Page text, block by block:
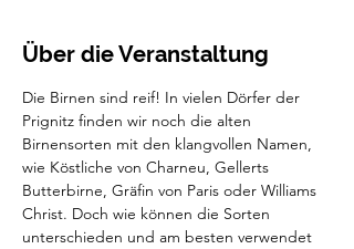
Über die Veranstaltung
Die Birnen sind reif! In vielen Dörfer der
Prignitz finden wir noch die alten
Birnensorten mit den klangvollen Namen,
wie Köstliche von Charneu, Gellerts
Butterbirne, Gräfin von Paris oder Williams
Christ. Doch wie können die Sorten
unterschieden und am besten verwendet